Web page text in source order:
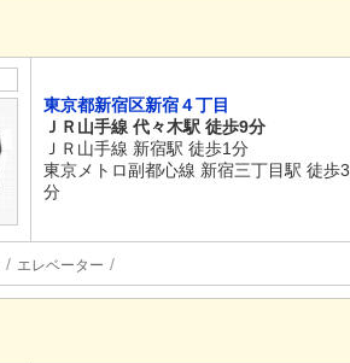
東京都新宿区新宿４丁目
ＪＲ山手線 代々木駅 徒歩9分
ＪＲ山手線 新宿駅 徒歩1分
東京メトロ副都心線 新宿三丁目駅 徒歩3
分
エレベーター